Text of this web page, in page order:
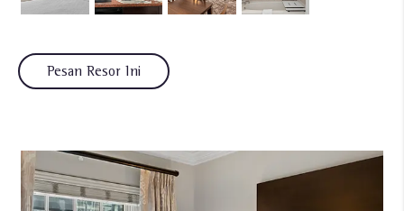
Pesan Resor Ini